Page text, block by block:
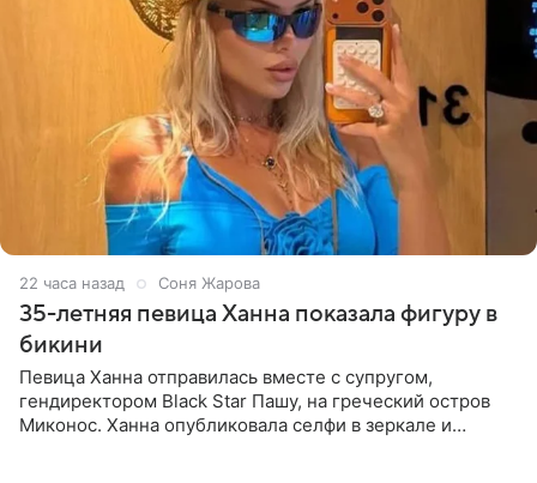
22 часа назад Соня Жарова
35-летняя певица Ханна показала фигуру в
бикини
Певица Ханна отправилась вместе с супругом,
гендиректором Black Star Пашу, на греческий остров
Миконос. Ханна опубликовала селфи в зеркале и